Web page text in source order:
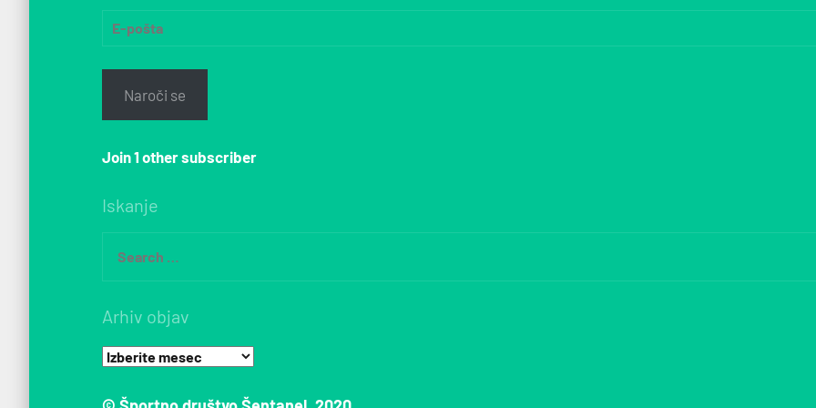
E-
pošta
Naroči se
Join 1 other subscriber
Iskanje
Arhiv objav
Arhiv